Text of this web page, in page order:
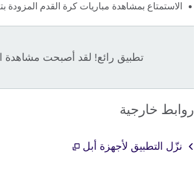
الاستمتاع بمشاهدة مباريات كرة القدم المزودة
تطبيق رائع! لقد أصبحت مشاهدة
روابط خارجية
نزّل التطبيق لأجهزة أبل